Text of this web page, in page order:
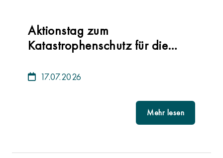
Aktionstag zum
Katastrophenschutz für die
17.07.2026
Mehr lesen